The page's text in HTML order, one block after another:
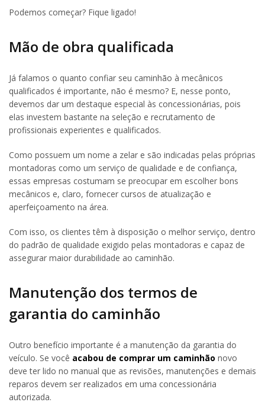
Podemos começar? Fique ligado!
Mão de obra qualificada
Já falamos o quanto confiar seu caminhão à mecânicos
qualificados é importante, não é mesmo? E, nesse ponto,
devemos dar um destaque especial às concessionárias, pois
elas investem bastante na seleção e recrutamento de
profissionais experientes e qualificados.
Como possuem um nome a zelar e são indicadas pelas próprias
montadoras como um serviço de qualidade e de confiança,
essas empresas costumam se preocupar em escolher bons
mecânicos e, claro, fornecer cursos de atualização e
aperfeiçoamento na área.
Com isso, os clientes têm à disposição o melhor serviço, dentro
do padrão de qualidade exigido pelas montadoras e capaz de
assegurar maior durabilidade ao caminhão.
Manutenção dos termos de
garantia do caminhão
Outro benefício importante é a manutenção da garantia do
veículo. Se você acabou de comprar um caminhão novo
deve ter lido no manual que as revisões, manutenções e demais
reparos devem ser realizados em uma concessionária
autorizada.